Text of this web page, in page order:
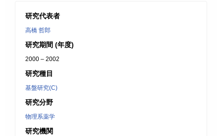
研究代表者
高橋 哲郎
研究期間 (年度)
2000 – 2002
研究種目
基盤研究(C)
研究分野
物理系薬学
研究機関